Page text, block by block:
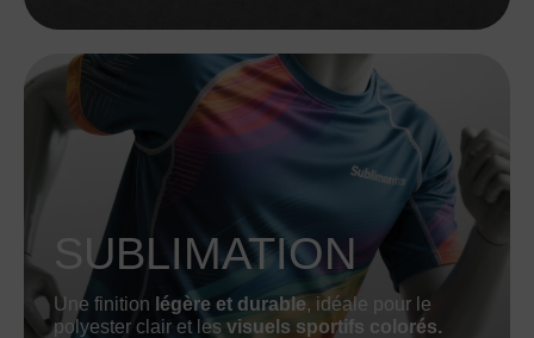
SUBLIMATION
Une finition légère et durable, idéale pour le
polyester clair et les visuels sportifs colorés.